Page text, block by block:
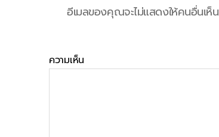
อีเมลของคุณจะไม่แสดงให้คนอื่นเห็น
ความเห็น